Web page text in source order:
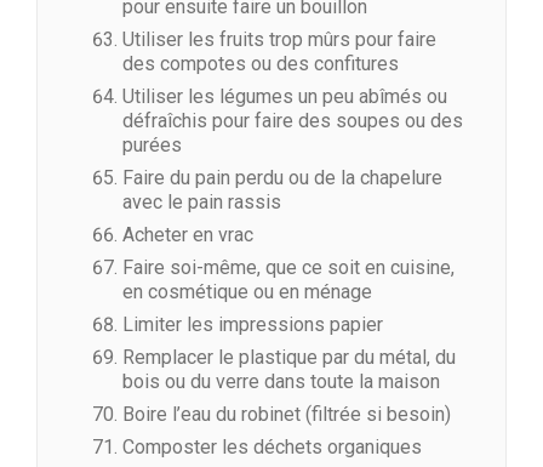
pour ensuite faire un bouillon
Utiliser les fruits trop mûrs pour faire
des compotes ou des confitures
Utiliser les légumes un peu abîmés ou
défraîchis pour faire des soupes ou des
purées
Faire du pain perdu ou de la chapelure
avec le pain rassis
Acheter en vrac
Faire soi-même, que ce soit en cuisine,
en cosmétique ou en ménage
Limiter les impressions papier
Remplacer le plastique par du métal, du
bois ou du verre dans toute la maison
Boire l’eau du robinet (filtrée si besoin)
Composter les déchets organiques